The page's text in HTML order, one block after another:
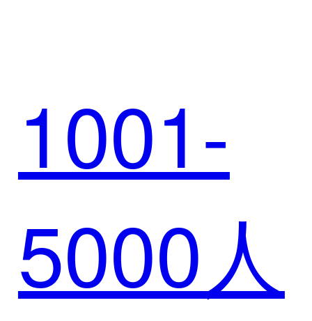
型
例 | 璞
华赋能
1001-
5000人